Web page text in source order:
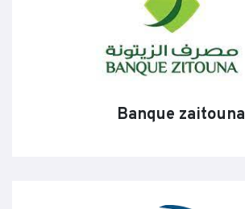
Banque zaitouna